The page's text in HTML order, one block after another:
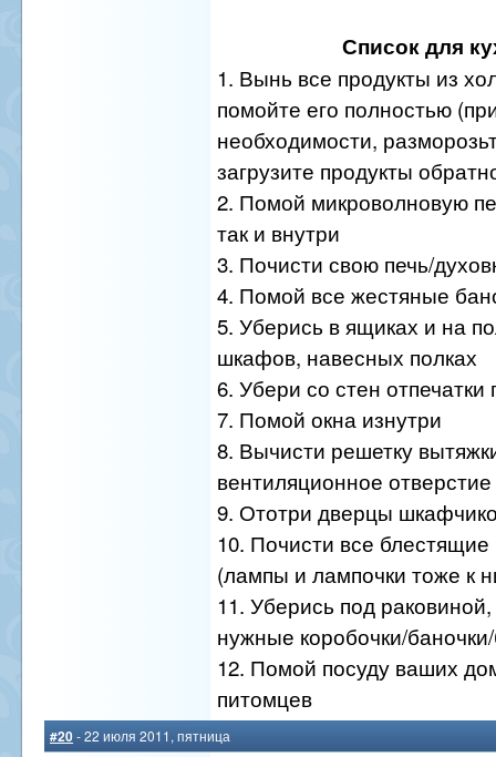
Список для
1. Вынь все продукты из
помойте его полностью
необходимости,
загрузите продукты
2. Помой микроволновую
так и внутри
3. Почисти свою печь/
4. Помой все жестяные
5. Уберись в ящиках и на
шкафов, навесных полках
6. Убери со стен отпечатки
7. Помой окна изнутри
8. Вычисти решетку
вентиляционное отверстие
9. Ототри дверцы
10. Почисти все
(лампы и лампочки тоже к
11. Уберись под
нужные коробочки/
12. Помой посуду ваших
питомцев
#20- 22 июля 2011, пятница